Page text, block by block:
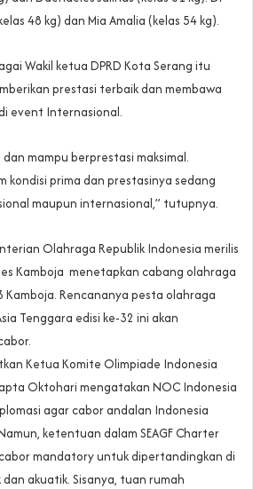
48 kg) dan Mia Amalia (kelas 54 kg).
Wakil ketua DPRD Kota Serang itu
prestasi terbaik dan membawa
event Internasional.
dan mampu berprestasi maksimal.
kondisi prima dan prestasinya sedang
maupun internasional,” tutupnya.
Olahraga Republik Indonesia merilis
Kamboja menetapkan cabang olahraga
Kamboja. Rencananya pesta olahraga
Tenggara edisi ke-32 ini akan
Ketua Komite Olimpiade Indonesia
Oktohari mengatakan NOC Indonesia
agar cabor andalan Indonesia
ketentuan dalam SEAGF Charter
mandatory untuk dipertandingkan di
dan akuatik. Sisanya, tuan rumah